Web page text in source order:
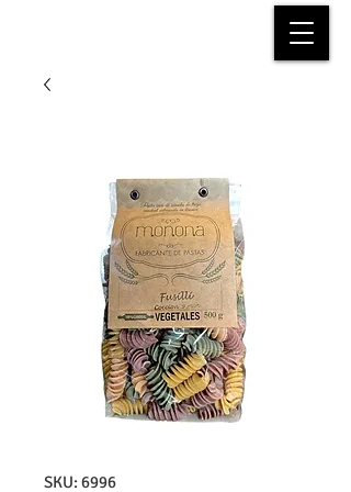
SKU: 6996